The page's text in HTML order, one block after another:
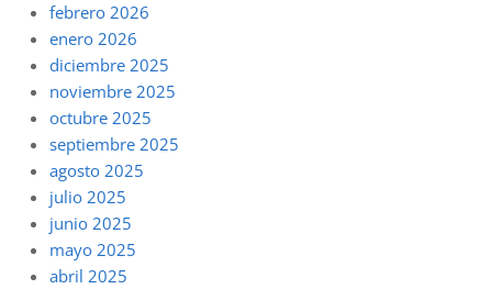
febrero 2026
enero 2026
diciembre 2025
noviembre 2025
octubre 2025
septiembre 2025
agosto 2025
julio 2025
junio 2025
mayo 2025
abril 2025